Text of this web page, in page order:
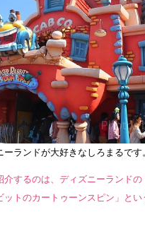
ランドが大好きなしろまるです
介するのは、ディズニーランドの
ットのカートゥーンスピン」とい